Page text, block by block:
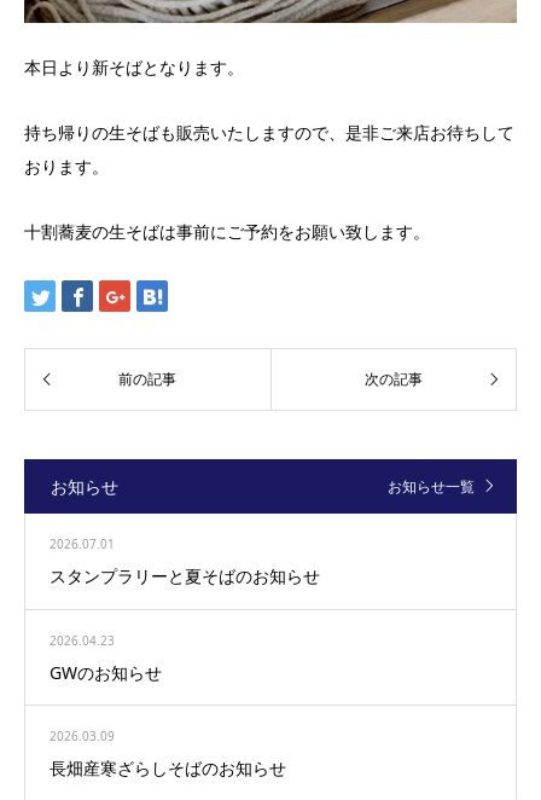
本日より新そばとなります。
持ち帰りの生そばも販売いたしますので、是非ご来店お待ちして
おります。
十割蕎麦の生そばは事前にご予約をお願い致します。
お知らせ お知らせ一覧
2026.07.01
スタンプラリーと夏そばのお知らせ
2026.04.23
GWのお知らせ
2026.03.09
長畑産寒ざらしそばのお知らせ